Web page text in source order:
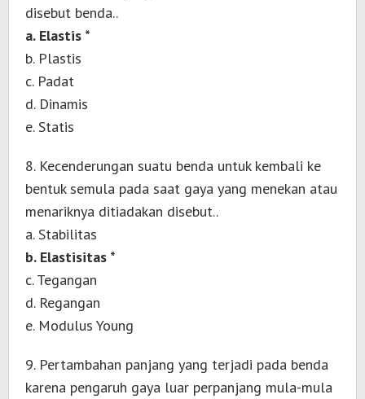
disebut benda..
a. Elastis *
b. Plastis
c. Padat
d. Dinamis
e. Statis
8. Kecenderungan suatu benda untuk kembali ke
bentuk semula pada saat gaya yang menekan atau
menariknya ditiadakan disebut..
a. Stabilitas
b. Elastisitas *
c. Tegangan
d. Regangan
e. Modulus Young
9. Pertambahan panjang yang terjadi pada benda
karena pengaruh gaya luar perpanjang mula-mula